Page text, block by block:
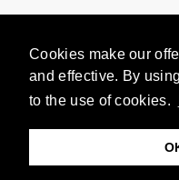
Cookies make our
and effective. By
to the use of cookies.